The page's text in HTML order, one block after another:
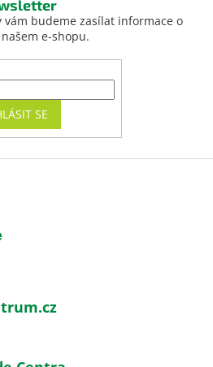
vám budeme zasílat informace o
e-shopu.
SE